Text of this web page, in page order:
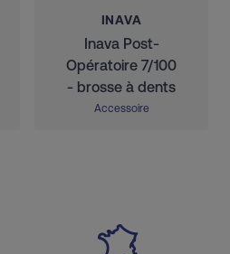
INAVA
Inava Post-
Opératoire 7/100
- brosse à dents
Accessoire